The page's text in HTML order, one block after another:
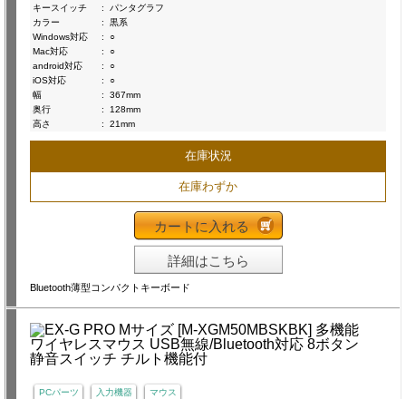
キースイッチ
:
パンタグラフ
カラー
:
黒系
Windows対応
:
○
Mac対応
:
○
android対応
:
○
iOS対応
:
○
幅
:
367mm
奥行
:
128mm
高さ
: 21mm
在庫状況
在庫わずか
カートに入れる
詳細はこちら
Bluetooth薄型コンパクトキーボード
PCパーツ 入力機器 マウス